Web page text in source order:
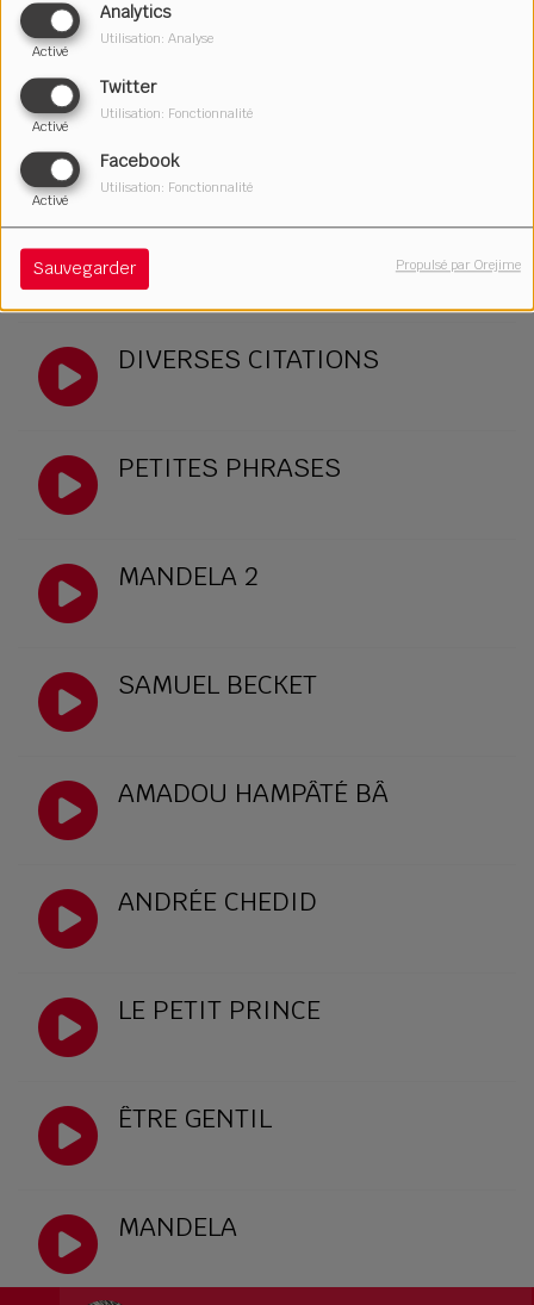
Analytics
Activé
Utilisation: Analyse
Twitter
Activé
Utilisation: Fonctionnalité
Facebook
Activé
Utilisation: Fonctionnalité
Sauvegarder Propulsé par Orejime
LE MONDE
UN TEXTE POUR NOEL
DIVERSES CITATIONS
PETITES PHRASES
MANDELA 2
SAMUEL BECKET
AMADOU HAMPÂTÉ BÂ
ANDRÉE CHEDID
LE PETIT PRINCE
ÊTRE GENTIL
MANDELA